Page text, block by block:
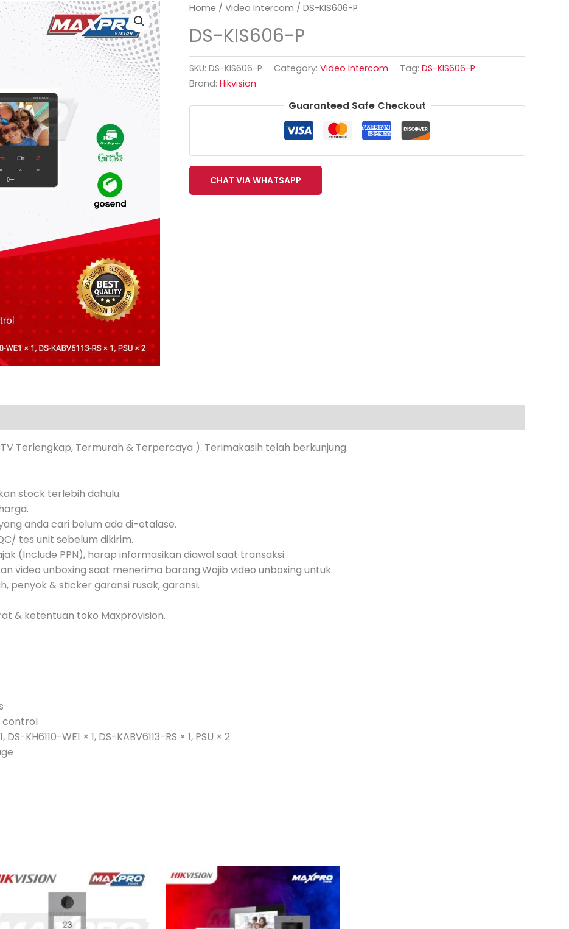
Home / Video Intercom / DS-KIS606-P
DS-KIS606-P
SKU: DS-KIS606-P Category: Video Intercom Tag: DS-KIS606-P
Brand: Hikvision
Guaranteed Safe Checkout
CHAT VIA WHATSAPP
Terlengkap, Termurah & Terpercaya ). Terimakasih telah berkunjung.
stock terlebih dahulu.
anda cari belum ada di-etalase.
tes unit sebelum dikirim.
(Include PPN), harap informasikan diawal saat transaksi.
video unboxing saat menerima barang.Wajib video unboxing untuk.
penyok & sticker garansi rusak, garansi.
& ketentuan toko Maxprovision.
control
KH6110-WE1 × 1, DS-KABV6113-RS × 1, PSU × 2